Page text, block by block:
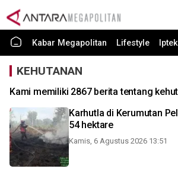
Kabar Megapolitan Lifestyle Iptek
KEHUTANAN
Kami memiliki 2867 berita tentang
Karhutla di Kerumutan
54 hektare
Kamis, 6 Agustus 2026 13:51